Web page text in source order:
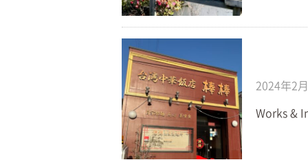
2024年2
Works &